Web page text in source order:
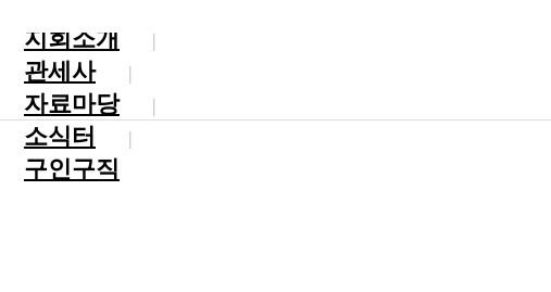
지회소개
관세사
자료마당
소식터
구인구직